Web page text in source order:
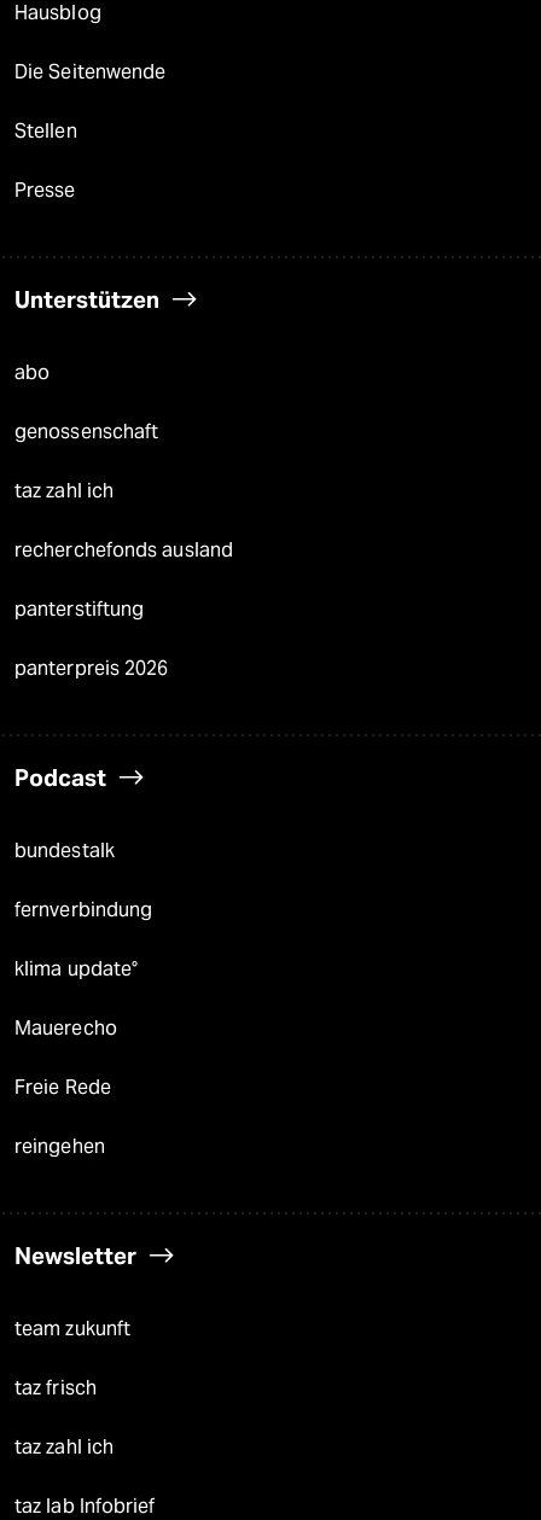
Hausblog
Die Seitenwende
Stellen
Presse
Unterstützen
abo
genossenschaft
taz zahl ich
recherchefonds ausland
panterstiftung
panterpreis 2026
Podcast
bundestalk
fernverbindung
klima update°
Mauerecho
Freie Rede
reingehen
Newsletter
team zukunft
taz frisch
taz zahl ich
taz lab Infobrief